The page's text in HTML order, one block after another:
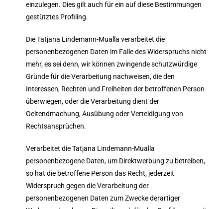
einzulegen. Dies gilt auch für ein auf diese Bestimmungen
gestütztes Profiling.
Die Tatjana Lindemann-Mualla verarbeitet die
personenbezogenen Daten im Falle des Widerspruchs nicht
mehr, es sei denn, wir können zwingende schutzwürdige
Gründe für die Verarbeitung nachweisen, die den
Interessen, Rechten und Freiheiten der betroffenen Person
überwiegen, oder die Verarbeitung dient der
Geltendmachung, Ausübung oder Verteidigung von
Rechtsansprüchen.
Verarbeitet die Tatjana Lindemann-Mualla
personenbezogene Daten, um Direktwerbung zu betreiben,
so hat die betroffene Person das Recht, jederzeit
Widerspruch gegen die Verarbeitung der
personenbezogenen Daten zum Zwecke derartiger